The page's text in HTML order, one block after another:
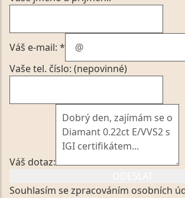
Váš e-mail: *
Vaše tel. číslo: (nepovinné)
Váš dotaz:
Souhlasím se zpracováním osobních